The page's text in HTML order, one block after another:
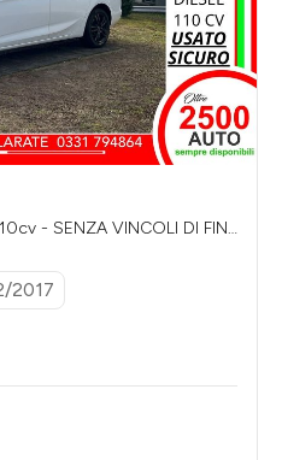
- SENZA VINCOLI DI FIN
2017